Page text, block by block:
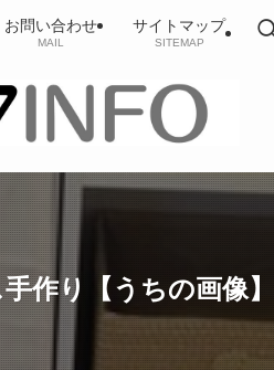
お問い合わせ
MAIL
サイトマップ
SITEMAP
作り【うちの画像】